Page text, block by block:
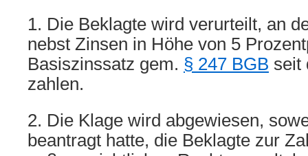
1. Die Beklagte wird verurteilt, an
nebst Zinsen in Höhe von 5
Basiszinssatz gem. § 247 BGB seit
zahlen.
2. Die Klage wird abgewiesen,
beantragt hatte, die Beklagte zur